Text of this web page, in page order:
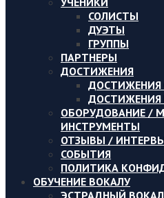
СОЛИСТЫ
ДУЭТЫ
ГРУППЫ
ПАРТНЕРЫ
ДОСТИЖЕНИЯ
ДОСТИЖЕНИЯ
ДОСТИЖЕНИЯ
ОБОРУДОВАНИЕ /
ИНСТРУМЕНТЫ
ОТЗЫВЫ /
СОБЫТИЯ
ПОЛИТИКА
ОБУЧЕНИЕ ВОКАЛУ
ЭСТРАДНЫЙ ВОКАЛ